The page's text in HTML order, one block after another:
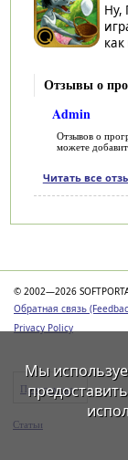
Ну,
Отзывы о
Admin
Отзывов о
можете
Читать все
© 2002—2026
Обратная связь
Privacy Policy
Программы
Статьи
Мы